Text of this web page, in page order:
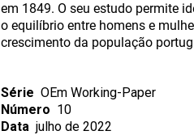
em 1849. O seu estudo permite
o equilíbrio entre homens e
crescimento da população
Série OEm Working-Paper
Número 10
Data julho de 2022